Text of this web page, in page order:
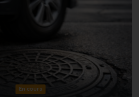
En cours